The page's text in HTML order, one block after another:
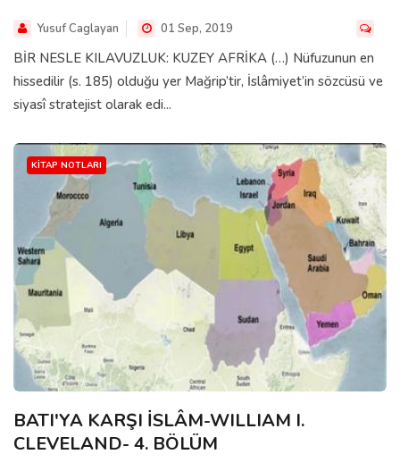
Yusuf Caglayan 01 Sep, 2019
BİR NESLE KILAVUZLUK: KUZEY AFRİKA (…) Nüfuzunun en
hissedilir (s. 185) olduğu yer Mağrip’tir, İslâmiyet’in sözcüsü ve
siyasî stratejist olarak edi...
KITAP NOTLARI
BATI'YA KARŞI İSLÂM-WILLIAM I.
CLEVELAND- 4. BÖLÜM